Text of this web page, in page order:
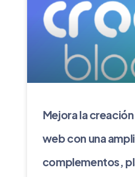
Mejora la
web con una
complementos,